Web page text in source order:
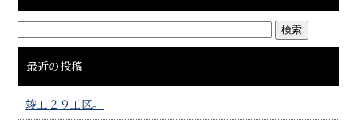
最近の投稿
竣工２９工区。